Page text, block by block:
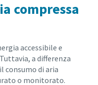
compressa
accessibile e
a differenza
consumo di aria
o monitorato.